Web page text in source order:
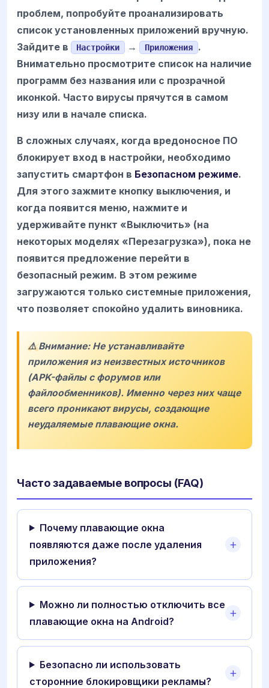
проблем, попробуйте проанализировать
список установленных приложений вручную.
Зайдите в
Настройки → Приложения
.
Внимательно просмотрите список на наличие
программ без названия или с прозрачной
иконкой. Часто вирусы прячутся в самом
низу или в начале списка.
В сложных случаях, когда вредоносное ПО
блокирует вход в настройки, необходимо
запустить смартфон в Безопасном режиме.
Для этого зажмите кнопку выключения, и
когда появится меню, нажмите и
удерживайте пункт «Выключить» (на
некоторых моделях «Перезагрузка»), пока не
появится предложение перейти в
безопасный режим. В этом режиме
загружаются только системные приложения,
что позволяет спокойно удалить виновника.
⚠️ Внимание: Не устанавливайте
приложения из неизвестных источников
(APK-файлы с форумов или
файлообменников). Именно через них чаще
всего проникают вирусы, создающие
неудаляемые плавающие окна.
Часто задаваемые вопросы (FAQ)
Почему плавающие окна
появляются даже после удаления
приложения?
Можно ли полностью отключить все
плавающие окна на Android?
Безопасно ли использовать
сторонние блокировщики рекламы?